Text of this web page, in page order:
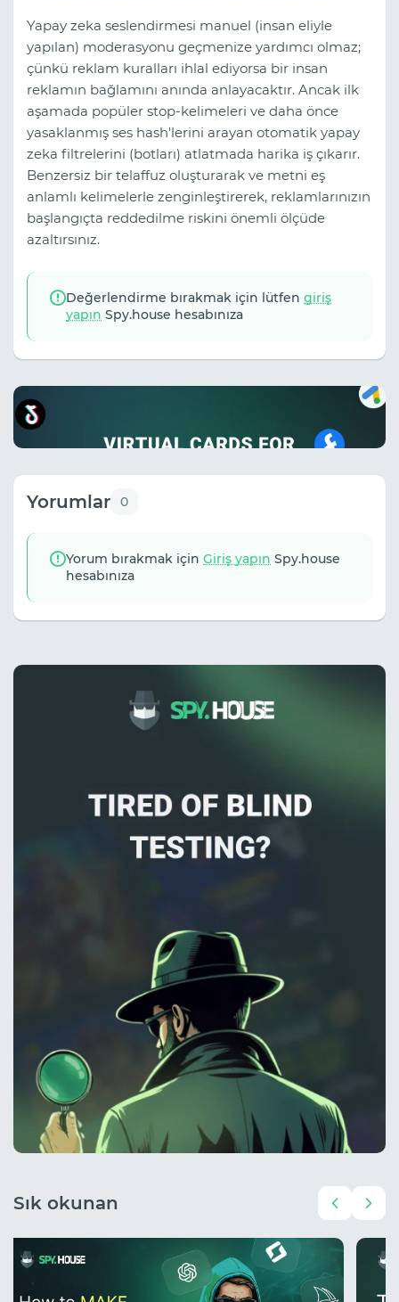
Yapay zeka seslendirmesi manuel (insan eliyle
yapılan) moderasyonu geçmenize yardımcı olmaz;
çünkü reklam kuralları ihlal ediyorsa bir insan
reklamın bağlamını anında anlayacaktır. Ancak ilk
aşamada popüler stop-kelimeleri ve daha önce
yasaklanmış ses hash'lerini arayan otomatik yapay
zeka filtrelerini (botları) atlatmada harika iş çıkarır.
Benzersiz bir telaffuz oluşturarak ve metni eş
anlamlı kelimelerle zenginleştirerek, reklamlarınızın
başlangıçta reddedilme riskini önemli ölçüde
azaltırsınız.
Değerlendirme bırakmak için lütfen giriş
yapın Spy.house hesabınıza
Yorumlar 0
Yorum bırakmak için Giriş yapın Spy.house
hesabınıza
Sık okunan